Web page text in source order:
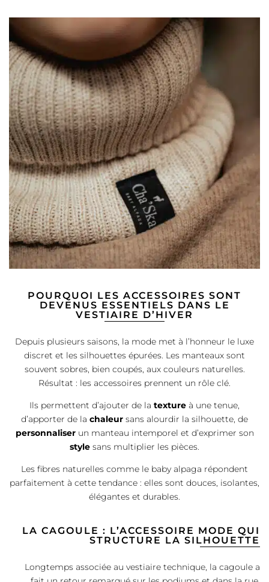
POURQUOI LES ACCESSOIRES SONT
DEVENUS ESSENTIELS DANS LE
VESTIAIRE D’HIVER
Depuis plusieurs saisons, la mode met à l’honneur le luxe
discret et les silhouettes épurées. Les manteaux sont
souvent sobres, bien coupés, aux couleurs naturelles.
Résultat : les accessoires prennent un rôle clé.
Ils permettent d’ajouter de la texture à une tenue,
d’apporter de la chaleur sans alourdir la silhouette, de
personnaliserun manteau intemporel et d’exprimer son
style sans multiplier les pièces.
Les fibres naturelles comme le baby alpaga répondent
parfaitement à cette tendance : elles sont douces, isolantes,
élégantes et durables.
LA CAGOULE : L’ACCESSOIRE MODE QUI
STRUCTURE LA SILHOUETTE
Longtemps associée au vestiaire technique, la cagoule a